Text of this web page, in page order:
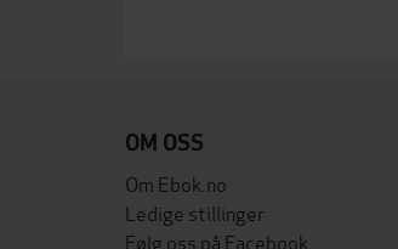
OM OSS
Om Ebok.no
Ledige stillinger
Følg oss på Facebook